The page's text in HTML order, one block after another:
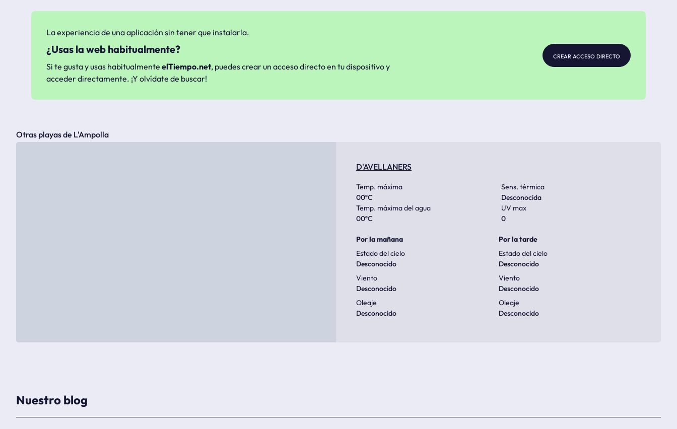
La experiencia de una aplicación sin tener que instalarla.
¿Usas la web habitualmente?
Si te gusta y usas habitualmente elTiempo.net, puedes crear un acceso directo en tu dispositivo y
acceder directamente. ¡Y olvídate de buscar!
crear acceso directo
Otras playas de L'Ampolla
D'AVELLANERS
Temp. máxima
00ºC
Sens. térmica
Desconocida
Temp. máxima del agua
00ºC
UV max
0
Por la mañana
Estado del cielo
Desconocido
Viento
Desconocido
Oleaje
Desconocido
Por la tarde
Estado del cielo
Desconocido
Viento
Desconocido
Oleaje
Desconocido
Nuestro blog